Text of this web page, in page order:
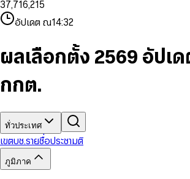
8
9
98
9
3
4
5
7
8
7
8
9
,7
8
9
1
2
3
5
6
8
9
6
7
8
,2
4
6
7
9
1
3
5
6
8
9
5
7
9
อัปเดต ณ14:32
ผลเลือกตั้ง 2569 อัปเ
กกต.
ทั่วประเทศ
เขตบช.รายชื่อประชามติ
ภูมิภาค